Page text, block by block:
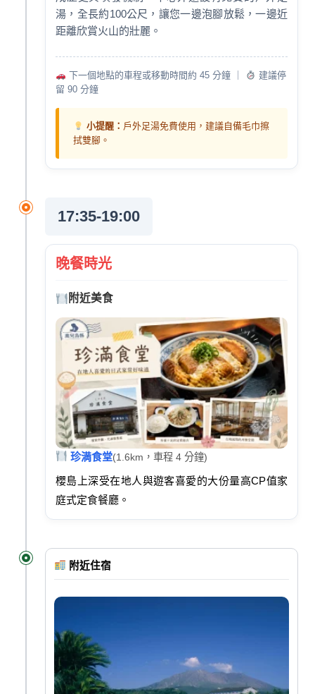
湯，全長約100公尺，讓您一邊泡腳放鬆，一邊近
距離欣賞火山的壯麗。
下一個地點的車程或移動時間約 45 分鐘 ｜
建議停
留 90 分鐘
小提醒： 戶外足湯免費使用，建議自備毛巾擦
拭雙腳。
17:35-19:00
晚餐時光
附近美食
珍満食堂(1.6km，車程 4 分鐘)
櫻島上深受在地人與遊客喜愛的大份量高CP值家
庭式定食餐廳。
附近住宿